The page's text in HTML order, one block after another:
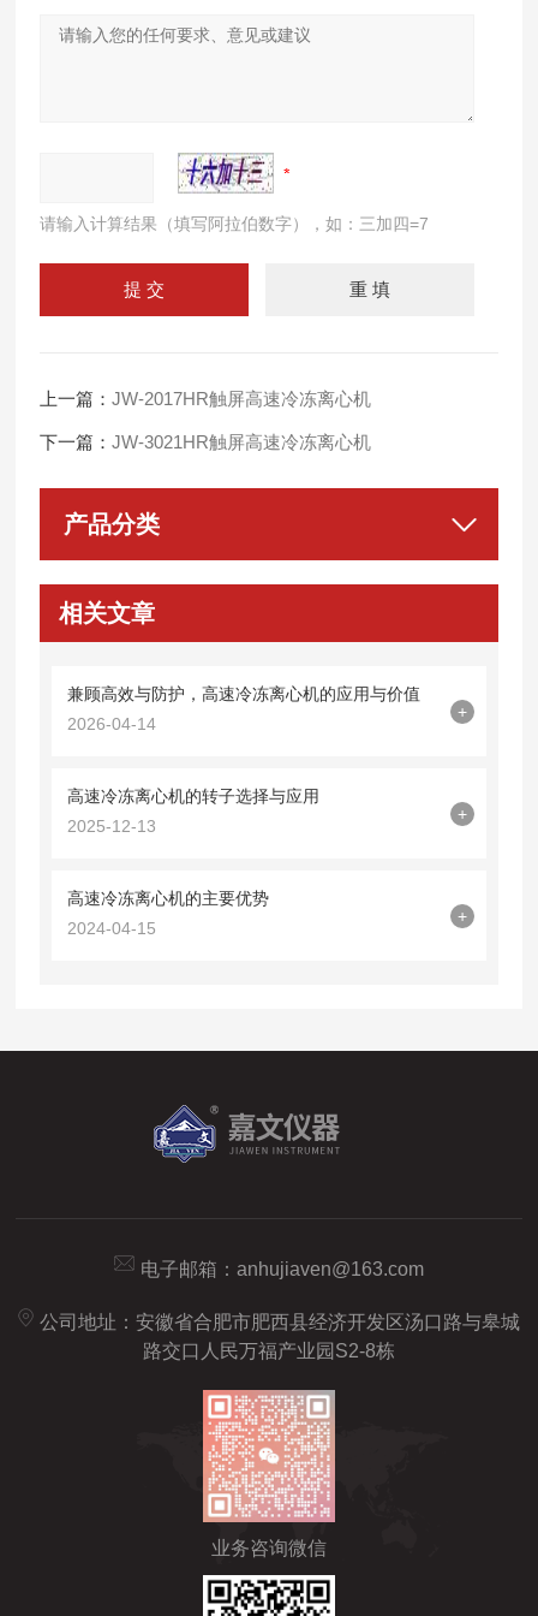
请输入计算结果（填写阿拉伯数字），如：三加四=7
上一篇：JW-2017HR触屏高速冷冻离心机
下一篇：JW-3021HR触屏高速冷冻离心机
产品分类
相关文章
兼顾高效与防护，高速冷冻离心机的应用与价值
2026-04-14
+
高速冷冻离心机的转子选择与应用
2025-12-13
+
高速冷冻离心机的主要优势
2024-04-15
+
电子邮箱： anhujiaven@163.com
公司地址：安徽省合肥市肥西县经济开发区汤口路与皋城
路交口人民万福产业园S2-8栋
业务咨询微信